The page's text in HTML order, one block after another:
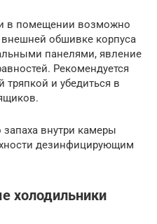
в помещении возможно
обшивке корпуса
панелями, явление
Рекомендуется
тряпкой и убедиться в
внутри камеры
дезинфицирующим
холодильники